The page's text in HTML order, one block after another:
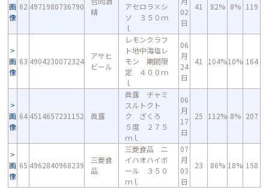
画
像
62 4971980736790
精
アセロラ×シ
ソ ３５０ｍ
ｌ
02
日
41 82% 8% 119
画
像
63 4904230072324
アサヒ
ビール
レモンクラフ
ト地中海塩レ
モン 期間限
定 ４００ｍ
ｌ
06
月
24
日
41 104%10% 164
画
像
64 4514657231152 眞露
眞露 チャミ
スルトクト
ク ざくろ
５度 ２７５
ｍｌ
06
月
17
日
25 112% 8% 207
画
像
65 4962840968239
三菱食
品
三菱食品 ニ
イハオハイボ
ール ３５０
ｍｌ
07
月
03
日
23 86% 18% 158